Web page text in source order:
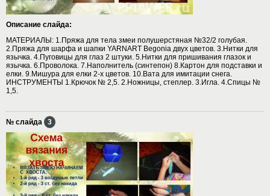
Описание слайда:
МАТЕРИАЛЫ: 1.Пряжа для тела змеи полушерстяная №32/2 голубая.
2.Пряжа для шарфа и шапки YARNART Begonia двух цветов. 3.Нитки для
язычка. 4.Пуговицы для глаз 2 штуки. 5.Нитки для пришивания глазок и
язычка. 6.Проволока. 7.Наполнитель (синтепон) 8.Картон для подставки и
елки. 9.Мишура для елки 2-х цветов. 10.Вата для имитации снега.
ИНСТРУМЕНТЫ 1.Крючок № 2,5. 2.Ножницы, степлер. 3.Игла. 4.Спицы №
1,5.
№ слайда 3